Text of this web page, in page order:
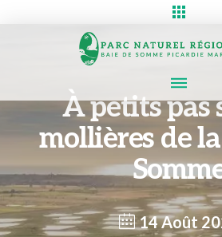
À petits pas
mollières de
14 Août